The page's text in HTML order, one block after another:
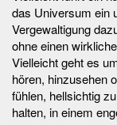
das Universum ein
Vergewaltigung
ohne einen
Vielleicht geht es
hören, hinzusehen
fühlen, hellsichtig
halten, in einem